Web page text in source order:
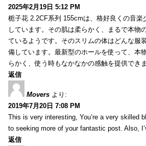
2025年2月19日 5:12 PM
栀子花 2.2CF系列 155cmは、格好良くの音
しています。その肌は柔らかく、まるで本物
ているようです。そのスリムの体はどんな服
備しています。最新型のホールを使って、本
らかく、使う時もなかなかの感触を提供できま
返信
Movers より:
2019年7月20日 7:08 PM
This is very interesting, You’re a very skilled
to seeking more of your fantastic post. Also,
返信